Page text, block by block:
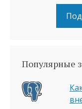
Популярные